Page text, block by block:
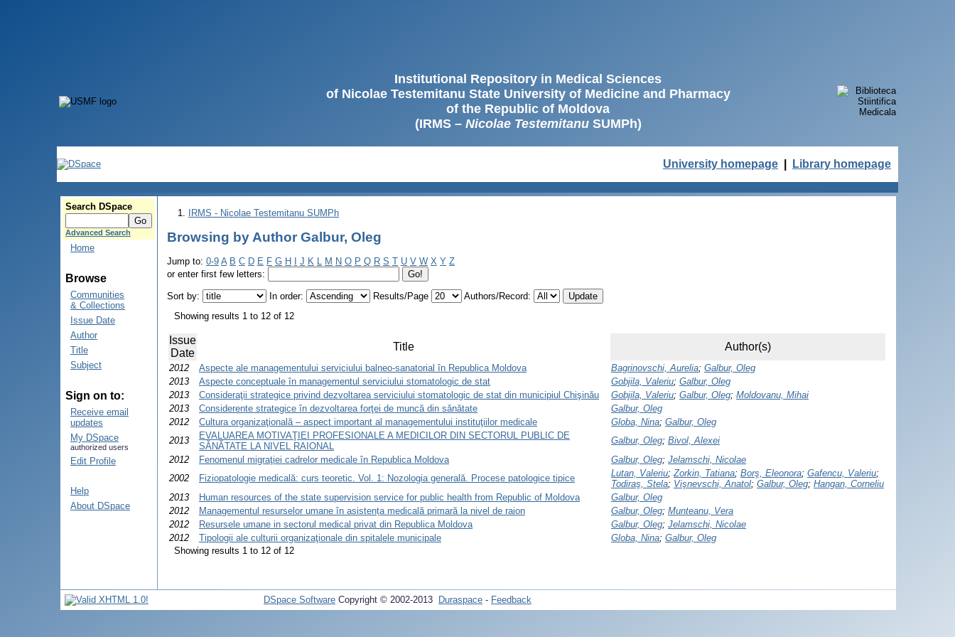
Institutional Repository in Medical Sciences
of Nicolae Testemitanu State University of Medicine and Pharmacy
of the Republic of Moldova
(IRMS – Nicolae TestemitanuSUMPh)
University homepage Library homepage
Search DSpace
Advanced Search
Home
Browse
Communities
& Collections
Issue Date
Author
Title
Subject
Sign on to:
Receive email
updates
My DSpace
authorized users
Edit Profile
Help
About DSpace
IRMS - Nicolae Testemitanu SUMPh
Browsing by Author Galbur, Oleg
Jump to: 0-9 A B C D E F G H J K L M N O P Q R S T U V W X Y Z
or enter first few letters:
Sort by: In order: Results/Page
Authors/Record:
Showing results 1 to 12 of 12
Issue
Date
Title Author(s)
2012 Aspecte ale managementului serviciului balneo-sanatorial în Republica Moldova Bagrinovschi, Aurelia; Galbur, Oleg
2013
Aspecte conceptuale în managementul serviciului stomatologic de stat Gobjila, Valeriu; Galbur, Oleg
2013
Consideraţii strategice privind dezvoltarea serviciului stomatologic de stat din municipiul Chişinău Gobjila, Valeriu; Galbur, Oleg; Moldovanu, Mihai
2013
Considerente strategice în dezvoltarea forţei de muncă din sănătate
Galbur, Oleg
2012
Cultura organizaţională – aspect important al managementului instituţiilor medicale Globa, Nina; Galbur, Oleg
2013
EVALUAREA MOTIVAŢIEI PROFESIONALE A MEDICILOR DIN SECTORUL PUBLIC DE
SĂNĂTATE LA NIVEL RAIONAL
Galbur, Oleg; Bivol, Alexei
2012
Fenomenul migraţiei cadrelor medicale în Republica Moldova Galbur, Oleg; Jelamschi, Nicolae
2002
Fiziopatologie medicală: curs teoretic. Vol. 1: Nozologia generală. Procese patologice tipice Lutan, Valeriu;Zorkin, Tatiana; Borş, Eleonora; Gafencu, Valeriu;
Todiraş, Stela; Vişnevschi, Anatol; Galbur, Oleg; Hangan, Corneliu
2013
Human resources of the state supervision service for public health from Republic of Moldova
Galbur, Oleg
2012
Managementul resurselor umane în asistența medicală primară la nivel de raion Galbur, Oleg; Munteanu, Vera
2012
Resursele umane in sectorul medical privat din Republica Moldova Galbur, Oleg; Jelamschi, Nicolae
2012
Tipologii ale culturii organizaţionale din spitalele municipale Globa, Nina; Galbur, Oleg
Showing results 1 to 12 of 12
DSpace Software Copyright © 2002-2013 Duraspace - Feedback